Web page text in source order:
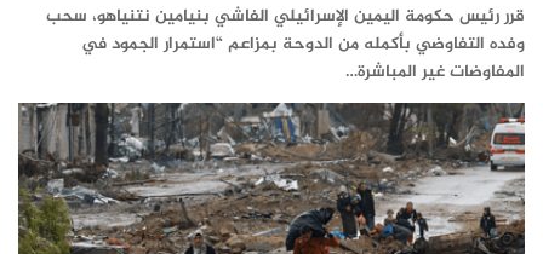
قرر رئيس حكومة اليمين الإسرائيلي الفاشي بنيامين نتنياهو، سحب
وفده التفاوضي بأكمله من الدوحة بمزاعم “استمرار الجمود في
المفاوضات غير المباشرة…